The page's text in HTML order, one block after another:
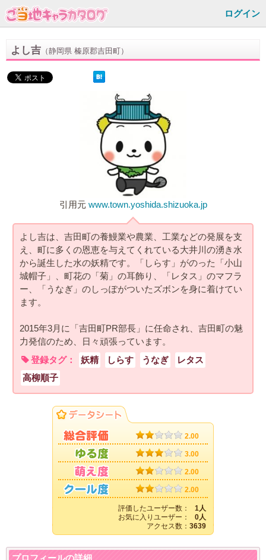
ログイン
よし吉 （静岡県 榛原郡吉田町）
引用元 www.town.yoshida.shizuoka.jp
よし吉は、吉田町の養鰻業や農業、工業などの発展を支
え、町に多くの恩恵を与えてくれている大井川の湧き水
から誕生した水の妖精です。「しらす」がのった「小山
城帽子」、町花の「菊」の耳飾り、「レタス」のマフラ
ー、「うなぎ」のしっぽがついたズボンを身に着けてい
ます。
2015年3月に「吉田町PR部長」に任命され、吉田町の魅
力発信のため、日々頑張っています。
登録タグ：
妖精 しらす うなぎ
レタス
高柳順子
2.00
3.00
2.00
2.00
評価したユーザー数：
1人
お気に入りユーザー：
0人
アクセス数： 3639
プロフィールの詳細